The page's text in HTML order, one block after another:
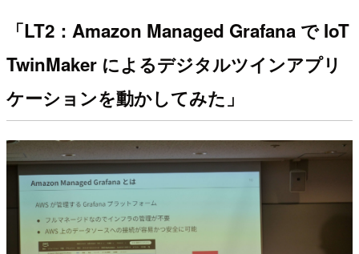
「LT2：Amazon Managed Grafana で IoT
TwinMaker によるデジタルツインアプリ
ケーションを動かしてみた」